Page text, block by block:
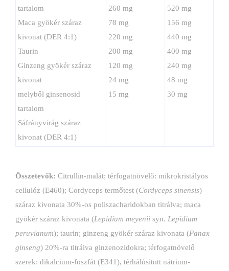
tartalom
Maca gyökér száraz
kivonat (DER 4:1)
Taurin
Ginzeng gyökér száraz
kivonat
melyből ginsenosid
tartalom
Sáfrányvirág száraz
kivonat (DER 4:1)
260 mg
78 mg
220 mg
200 mg
120 mg
24 mg
15 mg
520 mg
156 mg
440 mg
400 mg
240 mg
48 mg
30 mg
Összetevők: Citrullin-malát; térfogatnövelő: mikrokristályos
cellulóz (E460); Cordyceps termőtest (Cordyceps sinensis)
száraz kivonata 30%-os poliszacharidokban titrálva; maca
gyökér száraz kivonata (Lepidium meyenii syn. Lepidium
peruvianum); taurin; ginzeng gyökér száraz kivonata (Panax
ginseng) 20%-ra titrálva ginzenozidokra; térfogatnövelő
szerek: dikalcium-foszfát (E341), térhálósított nátrium-